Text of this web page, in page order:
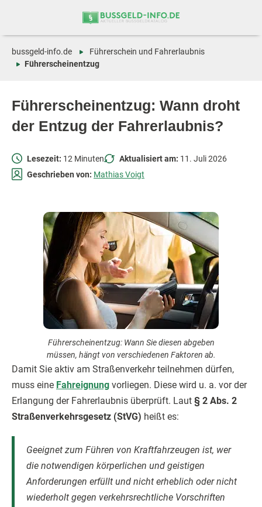
Führerscheinentzug: Wann droht
der Entzug der Fahrerlaubnis?
bussgeld-info.de
Führerschein und Fahrerlaubnis
Führerscheinentzug
Lesezeit: 12 Minuten Aktualisiert am: 11. Juli 2026
Geschrieben von: Mathias Voigt
Führerscheinentzug: Wann Sie diesen abgeben
müssen, hängt von verschiedenen Faktoren ab.
Damit Sie aktiv am Straßenverkehr teilnehmen dürfen,
muss eine Fahreignung vorliegen. Diese wird u. a. vor der
Erlangung der Fahrerlaubnis überprüft. Laut § 2 Abs. 2
Straßenverkehrsgesetz (StVG) heißt es:
Geeignet zum Führen von Kraftfahrzeugen ist, wer
die notwendigen körperlichen und geistigen
Anforderungen erfüllt und nicht erheblich oder nicht
wiederholt gegen verkehrsrechtliche Vorschriften